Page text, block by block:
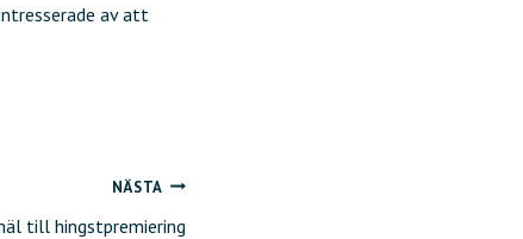
av att
NÄSTA
till hingstpremiering